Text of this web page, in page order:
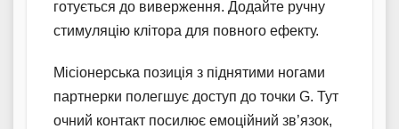
готується до виверження. Додайте ручну
стимуляцію клітора для повного ефекту.
Місіонерська позиція з піднятими ногами
партнерки полегшує доступ до точки G. Тут
очний контакт посилює емоційний зв’язок,